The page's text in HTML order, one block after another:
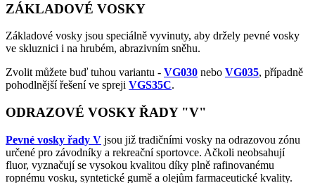
ZÁKLADOVÉ VOSKY
Základové vosky jsou speciálně vyvinuty, aby držely pevné vosky
ve skluznici i na hrubém, abrazivním sněhu.
Zvolit můžete buď tuhou variantu - VG030 nebo VG035, případně
pohodlnější řešení ve spreji VGS35C.
ODRAZOVÉ VOSKY ŘADY "V"
Pevné vosky řady V jsou již tradičními vosky na odrazovou zónu
určené pro závodníky a rekreační sportovce. Ačkoli neobsahují
fluor, vyznačují se vysokou kvalitou díky plně rafinovanému
ropnému vosku, syntetické gumě a olejům farmaceutické kvality.